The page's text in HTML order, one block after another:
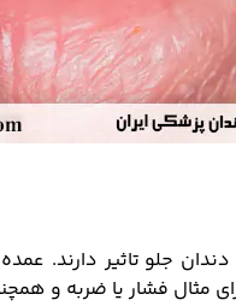
جلو تاثیر دارند.
مثال فشار یا ضربه و